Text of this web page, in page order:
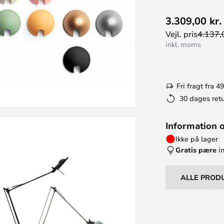
3.309,00 kr.
Vejl. pris
inkl. moms
Fri fragt fra
30 dages
Information
Ikke på lager
Gratis pære
ALLE